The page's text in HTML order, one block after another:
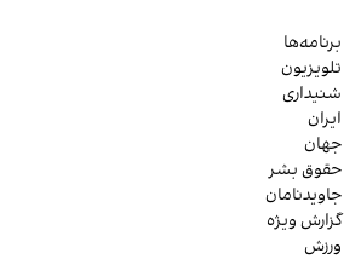
برنامه‌ها
تلویزیون
شنیداری
ایران
جهان
حقوق بشر
جاویدنامان
گزارش ویژه
ورزش